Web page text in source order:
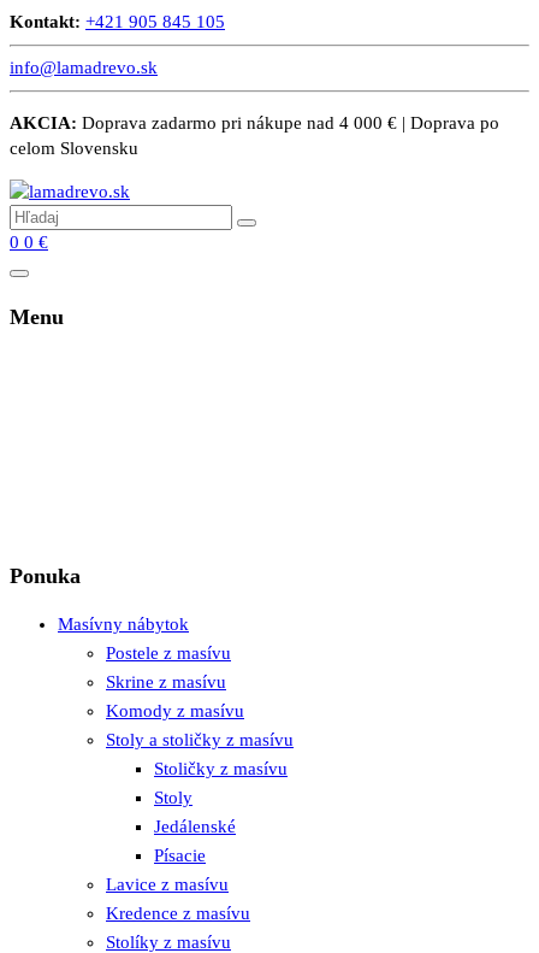
Kontakt: +421 905 845 105
info@lamadrevo.sk
AKCIA: Doprava zadarmo pri nákupe nad 4 000 € | Doprava po
celom Slovensku
0 0 €
Menu
Ponuka
Masívny nábytok
Postele z masívu
Skrine z masívu
Komody z masívu
Stoly a stoličky z masívu
Stoličky z masívu
Stoly
Jedálenské
Písacie
Lavice z masívu
Kredence z masívu
Stolíky z masívu